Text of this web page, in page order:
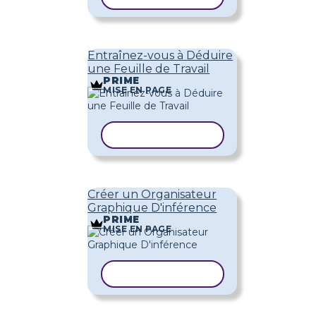
Entraînez-vous à Déduire
une Feuille de Travail
PRIME
MISE EN PAGE
Créer un Organisateur
Graphique D'inférence
PRIME
MISE EN PAGE